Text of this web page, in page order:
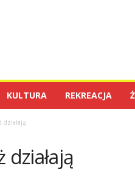
KULTURA REKREACJA
działają